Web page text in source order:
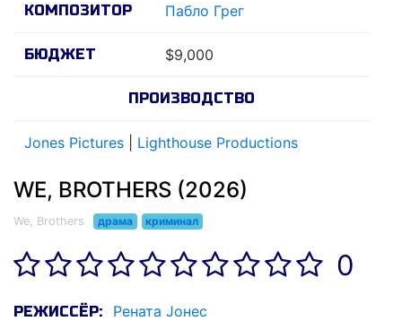
КОМПОЗИТОР Пабло Грег
БЮДЖЕТ $9,000
ПРОИЗВОДСТВО
Jones Pictures Lighthouse Productions
WE, BROTHERS (2026)
We, Brothers драма криминал
0
РЕЖИССЁР: Рената Jонес